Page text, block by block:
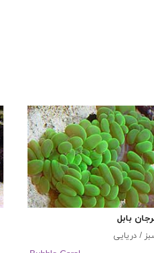
بابل
/ دریایی